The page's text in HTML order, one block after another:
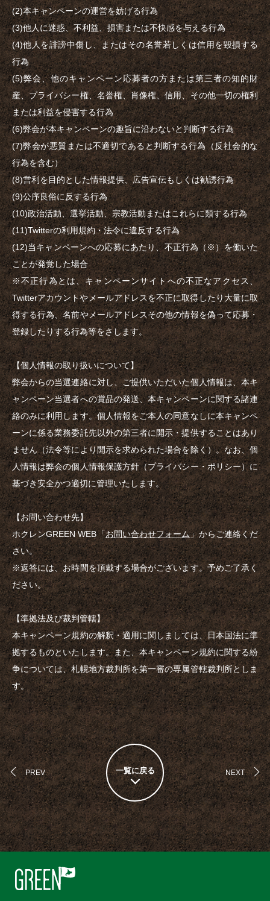
(2)本キャンペーンの運営を妨げる行為
(3)他人に迷惑、不利益、損害または不快感を与える行為
(4)他人を誹謗中傷し、またはその名誉若しくは信用を毀損する
行為
(5)弊会、他のキャンペーン応募者の方または第三者の知的財
産、プライバシー権、名誉権、肖像権、信用、その他一切の権利
または利益を侵害する行為
(6)弊会が本キャンペーンの趣旨に沿わないと判断する行為
(7)弊会が悪質または不適切であると判断する行為（反社会的な
行為を含む）
(8)営利を目的とした情報提供、広告宣伝もしくは勧誘行為
(9)公序良俗に反する行為
(10)政治活動、選挙活動、宗教活動またはこれらに類する行為
(11)Twitterの利用規約・法令に違反する行為
(12)当キャンペーンへの応募にあたり、不正行為（※）を働いた
ことが発覚した場合
※不正行為とは、キャンペーンサイトへの不正なアクセス、
Twitterアカウントやメールアドレスを不正に取得したり大量に取
得する行為、名前やメールアドレスその他の情報を偽って応募・
登録したりする行為等をさします。
【個人情報の取り扱いについて】
弊会からの当選連絡に対し、ご提供いただいた個人情報は、本キ
ャンペーン当選者への賞品の発送、本キャンペーンに関する諸連
絡のみに利用します。個人情報をご本人の同意なしに本キャンペ
ーンに係る業務委託先以外の第三者に開示・提供することはあり
ません（法令等により開示を求められた場合を除く）。なお、個
人情報は弊会の個人情報保護方針（プライバシー・ポリシー）に
基づき安全かつ適切に管理いたします。
【お問い合わせ先】
ホクレンGREEN WEB「お問い合わせフォーム」からご連絡くだ
さい。
※返答には、お時間を頂戴する場合がございます。予めご了承く
ださい。
【準拠法及び裁判管轄】
本キャンペーン規約の解釈・適用に関しましては、日本国法に準
拠するものといたします。また、本キャンペーン規約に関する紛
争については、札幌地方裁判所を第一審の専属管轄裁判所としま
す。
PREV 一覧に戻る NEXT